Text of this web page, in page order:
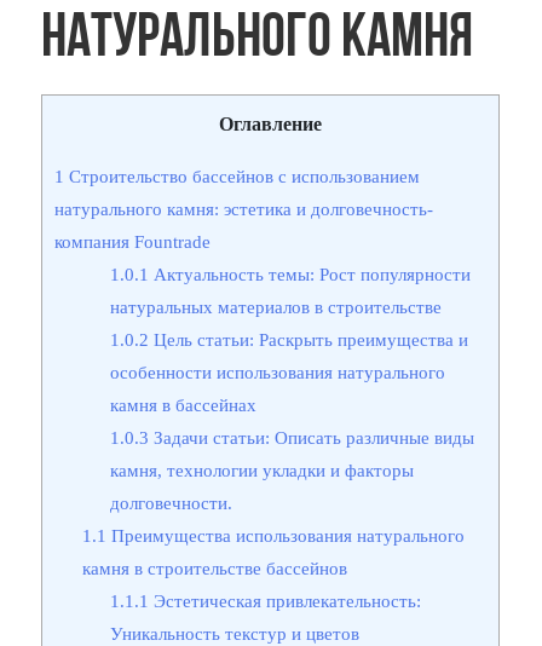
натурального камня
Оглавление
1 Строительство бассейнов с использованием
натурального камня: эстетика и долговечность-
компания Fountrade
1.0.1 Актуальность темы: Рост популярности
натуральных материалов в строительстве
1.0.2 Цель статьи: Раскрыть преимущества и
особенности использования натурального
камня в бассейнах
1.0.3 Задачи статьи: Описать различные виды
камня, технологии укладки и факторы
долговечности.
1.1 Преимущества использования натурального
камня в строительстве бассейнов
1.1.1 Эстетическая привлекательность:
Уникальность текстур и цветов